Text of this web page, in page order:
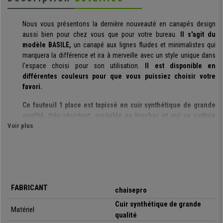
Nous vous présentons la dernière nouveauté en canapés design
aussi bien pour chez vous que pour votre bureau.
Il s'agit du
modèle BASILE, un canapé aux lignes fluides et minimalistes qui
marquera la différence et ira à merveille avec un style unique dans
l'espace choisi pour son utilisation.
Il est disponible en
différentes couleurs pour que vous puissiez choisir votre
favori.
Ce fauteuil 1 place est tapissé en cuir synthétique de grande
qualité, très résistant, agréable au toucher et qui se nettoie
très facilement.
détails, nous retrouvons un style et une qualité inégalable.
Ce modèle BASILE est le modèle idéal aussi pour votre salon
chez vous que pour votre bureau, une réception, bars, etc.
Voir plus
FABRICANT chaisepro
Matériel
Cuir synthétique de grande
qualité